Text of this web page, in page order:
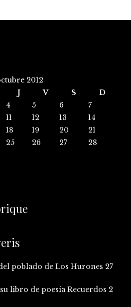
2012
J V S
D
4 5 6
7
11 12 13
14
18 19 20
21
25 26 27
28
poblado de Los Hurones 27
libro de poesía Recuerdos 2